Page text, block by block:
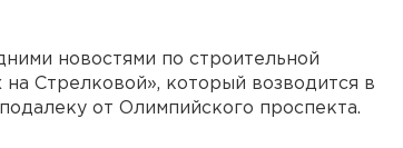
новостями по строительной
Стрелковой», который возводится в
от Олимпийского проспекта.